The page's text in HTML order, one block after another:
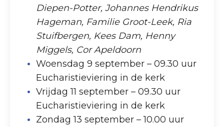
Diepen-Potter, Johannes Hendrikus
Hageman, Familie Groot-Leek, Ria
Stuifbergen, Kees Dam, Henny
Miggels, Cor Apeldoorn
Woensdag 9 september – 09.30 uur
Eucharistieviering in de kerk
Vrijdag 11 september – 09.30 uur
Eucharistieviering in de kerk
Zondag 13 september – 10.00 uur